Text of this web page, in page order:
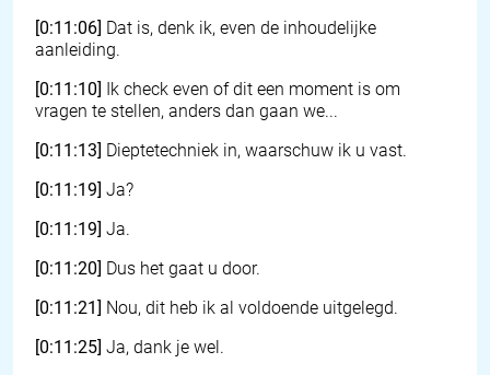
[0:11:06] Dat is, denk ik, even de inhoudelijke
aanleiding.
[0:11:10] Ik check even of dit een moment is om
vragen te stellen, anders dan gaan we...
[0:11:13] Dieptetechniek in, waarschuw ik u vast.
[0:11:19] Ja?
[0:11:19] Ja.
[0:11:20] Dus het gaat u door.
[0:11:21] Nou, dit heb ik al voldoende uitgelegd.
[0:11:25] Ja, dank je wel.